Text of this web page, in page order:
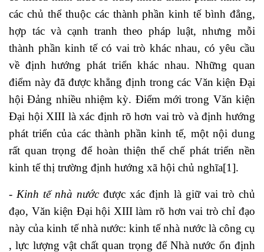
các chủ thể thuộc các thành phần kinh tế bình đẳng,
hợp tác và cạnh tranh theo pháp luật, nhưng mỗi
thành phần kinh tế có vai trò khác nhau, có yêu cầu
về định hướng phát triển khác nhau. Những quan
điểm này đã được khẳng định trong các Văn kiện Đại
hội Đảng nhiều nhiệm kỳ. Điểm mới trong Văn kiện
Đại hội XIII là xác định rõ hơn vai trò và định hướng
phát triển của các thành phần kinh tế, một nội dung
rất quan trọng để hoàn thiện thể chế phát triển nền
kinh tế thị trường định hướng xã hội chủ nghĩa[1].
- Kinh tế nhà nướcđược xác định là giữ vai trò chủ
đạo, Văn kiện Đại hội XIII làm rõ hơn vai trò chỉ đạo
này của kinh tế nhà nước: kinh tế nhà nước là công cụ
, lực lượng vật chất quan trọng để Nhà nước ổn định